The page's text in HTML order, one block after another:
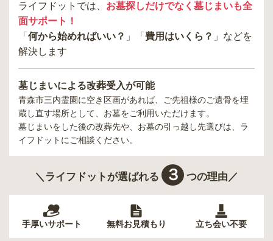
ライフドットでは、 お墓探しだけでなく墓じまいも全
面サポート！
「 何から始めればいい？ 」「 費用はいくら？ 」などを
解決します
墓じまいによる改葬受入が可能
青森市三内霊園に空き区画があれば、ご先祖様のご遺骨を埋
蔵し直す場所として、お墓をご利用いただけます。
墓じまいをした後の改葬先や、お墓の引っ越し先選びは、ラ
イフドットにご相談ください。
＼ライフドットが選ばれる ３ つの理由／
手厚いサポート 無料お見積もり 立ち会い不要